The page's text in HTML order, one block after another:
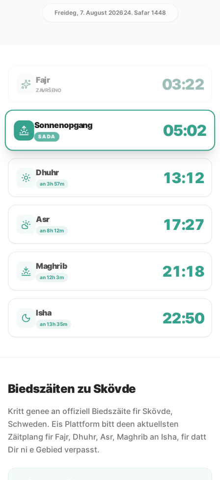
Freideg, 7. August 202624. Safar 1448
Fajr
ZAVRŠENO 03:22
Sonnenopgang
SADA 05:02
Dhuhr
an 3h 57m 13:12
Asr
an 8h 12m 17:27
Maghrib
an 12h 3m 21:18
Isha
an 13h 35m 22:50
Biedszäiten zu Skövde
Kritt genee an offiziell Biedszäite fir Skövde,
Schweden. Eis Plattform bitt deen aktuellsten
Zäitplang fir Fajr, Dhuhr, Asr, Maghrib an Isha, fir datt
Dir ni e Gebied verpasst.